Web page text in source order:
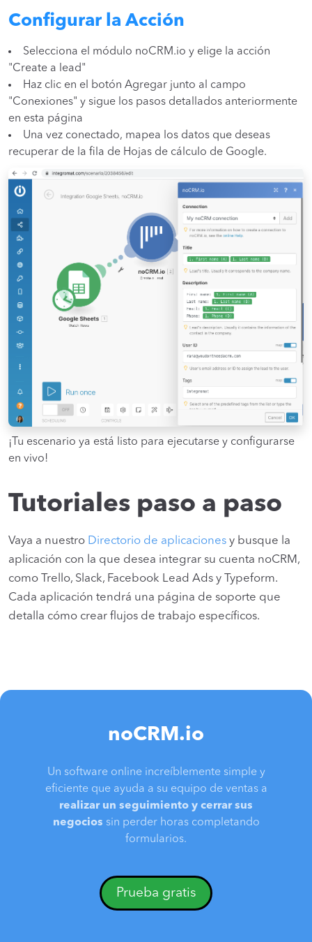
Configurar la Acción
Selecciona el módulo noCRM.io y elige la acción
"Create a lead"
Haz clic en el botón Agregar junto al campo
"Conexiones" y sigue los pasos detallados anteriormente
en esta página
Una vez conectado, mapea los datos que deseas
recuperar de la fila de Hojas de cálculo de Google.
¡Tu escenario ya está listo para ejecutarse y configurarse
en vivo!
Tutoriales paso a paso
Vaya a nuestro Directorio de aplicaciones y busque la
aplicación con la que desea integrar su cuenta noCRM,
como Trello, Slack, Facebook Lead Ads y Typeform.
Cada aplicación tendrá una página de soporte que
detalla cómo crear flujos de trabajo específicos.
noCRM.io
Un software online increíblemente simple y
eficiente que ayuda a su equipo de ventas a
realizar un seguimiento y cerrar sus
negocios sin perder horas completando
formularios.
Prueba gratis